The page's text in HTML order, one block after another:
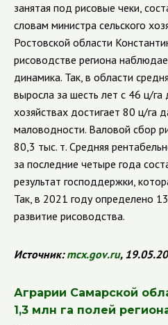
занятая под рисовые чеки,
словам министра сельского
Ростовской области
рисоводстве региона
динамика. Так, в области
выросла за шесть лет с 46 ц/
хозяйствах достигает 80 ц/га
маловодности. Валовой сбор
80,3 тыс. т. Средняя
за последние четыре года
результат господдержки,
Так, в 2021 году определено
развитие рисоводства.
Источник:mcx.gov.ru,
Аграрии Самарской
1,3 млн га полей